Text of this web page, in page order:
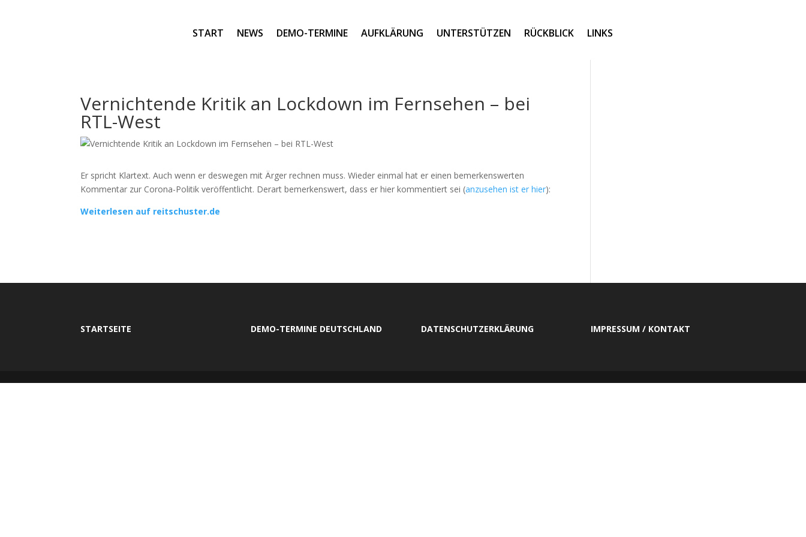
START NEWS DEMO-TERMINE AUFKLÄRUNG UNTERSTÜTZEN RÜCKBLICK LINKS
Vernichtende Kritik an Lockdown im Fernsehen – bei
RTL-West
Er spricht Klartext. Auch wenn er deswegen mit Ärger rechnen muss. Wieder einmal hat er einen bemerkenswerten
Kommentar zur Corona-Politik veröffentlicht. Derart bemerkenswert, dass er hier kommentiert sei (anzusehen ist er hier):
Weiterlesen auf reitschuster.de
STARTSEITE DEMO-TERMINE DEUTSCHLAND DATENSCHUTZERKLÄRUNG IMPRESSUM / KONTAKT